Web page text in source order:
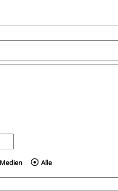
Jahr veröffentlicht wurden
Alle